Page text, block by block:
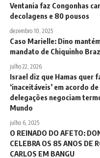
Ventania faz Congonhas
decolagens e 80 pousos
dezembro 10, 2025
Caso Marielle: Dino
mandato de Chiquinho
julho 22, 2026
Israel diz que Hamas quer
‘inaceitáveis’ em acordo
delegações negociam
Mundo
julho 6, 2025
O REINADO DO AFETO:
CELEBRA OS 85 ANOS DE
CARLOS EM BANGU